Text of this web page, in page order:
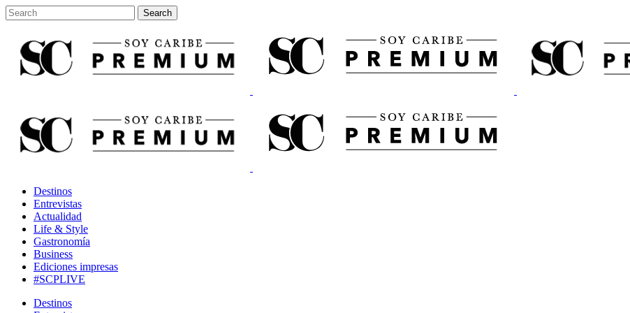
Destinos
Entrevistas
Actualidad
Life & Style
Gastronomía
Business
Ediciones impresas
#SCPLIVE
Destinos